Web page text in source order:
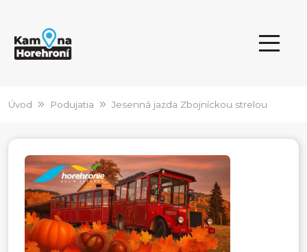
Úvod Podujatia Jesenná jazda Zbojníckou strelou